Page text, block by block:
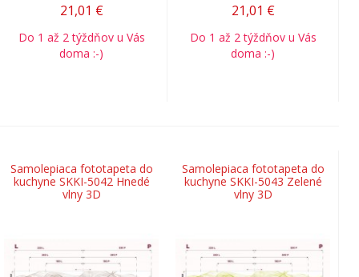
21,01 €
Do 1 až 2 týždňov u Vás
doma :-)
21,01 €
Do 1 až 2 týždňov u Vás
doma :-)
Samolepiaca fototapeta do
kuchyne SKKI-5042 Hnedé
vlny 3D
Samolepiaca fototapeta do
kuchyne SKKI-5043 Zelené
vlny 3D